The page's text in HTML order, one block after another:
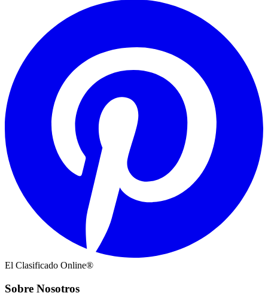
El Clasificado Online®
Sobre Nosotros